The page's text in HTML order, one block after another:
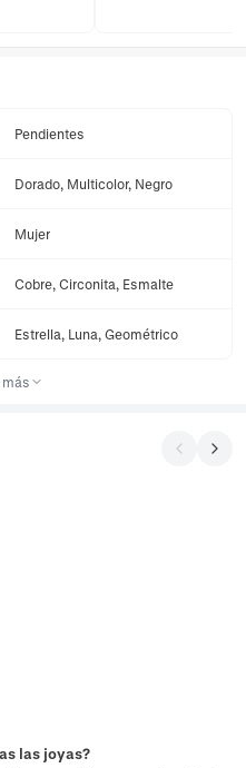
Pendientes
Dorado, Multicolor, Negro
Mujer
Cobre, Circonita, Esmalte
Estrella, Luna, Geométrico
las joyas?